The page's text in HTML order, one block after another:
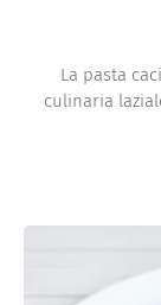
La pasta
culinaria